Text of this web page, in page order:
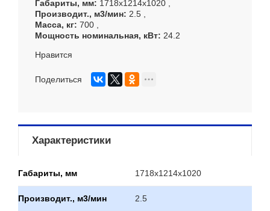
Габариты, мм
1718х1214х1020
Производит., м3/мин 2.5
Масса, кг 700
Мощность номинальная, кВт 24.2
Нравится
Поделиться
Характеристики
Габариты, мм 1718х1214х1020
Производит., м3/мин 2.5